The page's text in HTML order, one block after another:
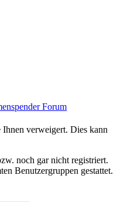
verweigert. Dies kann
noch gar nicht registriert.
Benutzergruppen gestattet.